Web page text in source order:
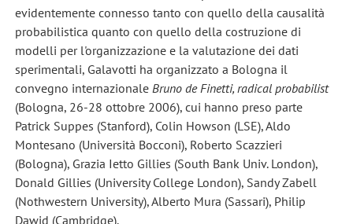
evidentemente connesso tanto con quello della causalità
probabilistica quanto con quello della costruzione di
modelli per l'organizzazione e la valutazione dei dati
sperimentali, Galavotti ha organizzato a Bologna il
convegno internazionale Bruno de Finetti, radical probabilist
(Bologna, 26-28 ottobre 2006), cui hanno preso parte
Patrick Suppes (Stanford), Colin Howson (LSE), Aldo
Montesano (Università Bocconi), Roberto Scazzieri
(Bologna), Grazia Ietto Gillies (South Bank Univ. London),
Donald Gillies (University College London), Sandy Zabell
(Nothwestern University), Alberto Mura (Sassari), Philip
Dawid (Cambridge).